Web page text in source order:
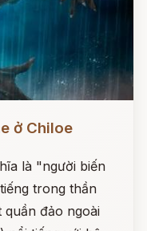
ở Chiloe
là "người biến
trong thần
quần đảo ngoài